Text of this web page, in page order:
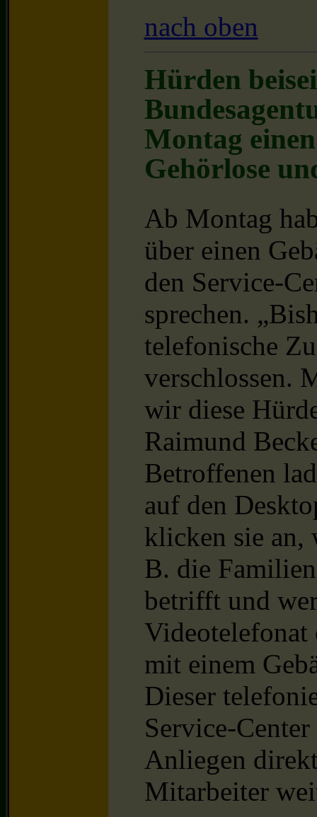
nach oben
Hürden
Montag
Gehörlose
Ab Montag
über einen
den Service-
sprechen.
telefonische
verschlossen.
wir diese
Raimund
Betroffenen
auf den
klicken sie an,
B. die
betrifft und
Videotelefonat
mit einem
Dieser
Service-
Anliegen
Mitarbeiter